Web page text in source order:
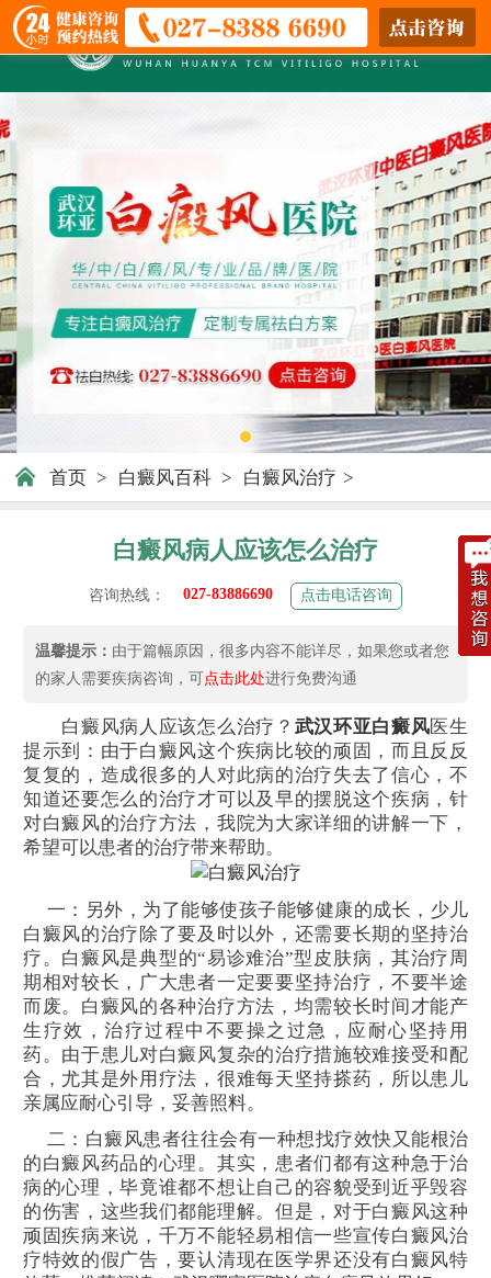
首页 > 白癜风百科 > 白癜风治疗 >
白癜风病人应该怎么治疗
咨询热线： 027-83886690 点击电话咨询
温馨提示： 由于篇幅原因，很多内容不能详尽，如果您或者您
的家人需要疾病咨询，可点击此处进行免费沟通
白癜风病人应该怎么治疗？ 武汉环亚白癜风医生
提示到：由于白癜风这个疾病比较的顽固，而且反反
复复的，造成很多的人对此病的治疗失去了信心，不
知道还要怎么的治疗才可以及早的摆脱这个疾病，针
对白癜风的治疗方法，我院为大家详细的讲解一下，
希望可以患者的治疗带来帮助。
一：另外，为了能够使孩子能够健康的成长，少儿
白癜风的治疗除了要及时以外，还需要长期的坚持治
疗。白癜风是典型的“易诊难治”型皮肤病，其治疗周
期相对较长，广大患者一定要要坚持治疗，不要半途
而废。白癜风的各种治疗方法，均需较长时间才能产
生疗效，治疗过程中不要操之过急，应耐心坚持用
药。由于患儿对白癜风复杂的治疗措施较难接受和配
合，尤其是外用疗法，很难每天坚持搽药，所以患儿
亲属应耐心引导，妥善照料。
二：白癜风患者往往会有一种想找疗效快又能根治
的白癜风药品的心理。其实，患者们都有这种急于治
病的心理，毕竟谁都不想让自己的容貌受到近乎毁容
的伤害，这些我们都能理解。但是，对于白癜风这种
顽固疾病来说，千万不能轻易相信一些宣传白癜风治
疗特效的假广告，要认清现在医学界还没有白癜风特